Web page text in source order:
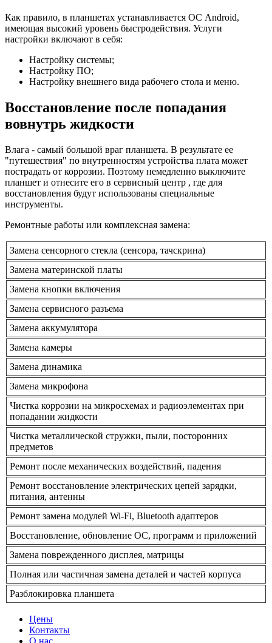
Как правило, в планшетах устанавливается ОС Android,
имеющая высокий уровень быстродействия. Услуги
настройки включают в себя:
Настройку системы;
Настройку ПО;
Настройку внешнего вида рабочего стола и меню.
Восстановление после попадания
вовнутрь жидкости
Влага - самый большой враг планшета. В результате ее
"путешествия" по внутренностям устройства плата может
пострадать от коррозии. Поэтому немедленно выключите
планшет и отнесите его в сервисный центр , где для
восстановления будут использованы специальные
инструменты.
Ремонтные работы или комплексная замена:
Замена сенсорного стекла (сенсора, тачскрина)
Замена материнской платы
Замена кнопки включения
Замена сервисного разъема
Замена аккумулятора
Замена камеры
Замена динамика
Замена микрофона
Чистка коррозии на микросхемах и радиоэлементах при
попадании жидкости
Чистка металлической стружки, пыли, посторонних
предметов
Ремонт после механических воздействий, падения
Ремонт восстановление электрических цепей зарядки,
питания, антенны
Ремонт замена модулей Wi-Fi, Bluetooth адаптеров
Восстановление, обновление ОС, программ и приложений
Замена поврежденного дисплея, матрицы
Полная или частичная замена деталей и частей корпуса
Разблокировка планшета
Цены
Контакты
О нас